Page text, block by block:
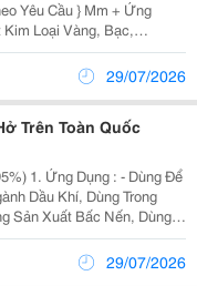
Cầu } Mm + Ứng
Nhà Cổ , Biệt Thự, Nhà Hát,...
29/07/2026
Trên Toàn Quốc
Để
Dầu Khí, Dùng Trong
...Vv - Chì Nguyên
Công...
29/07/2026